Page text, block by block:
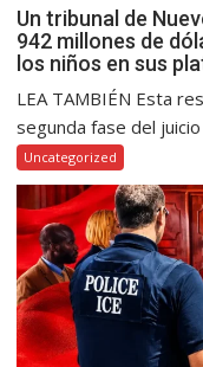
Un tribunal de
942 millones de
los niños en sus
LEA TAMBIÉN Esta
segunda fase del
Uncategorized